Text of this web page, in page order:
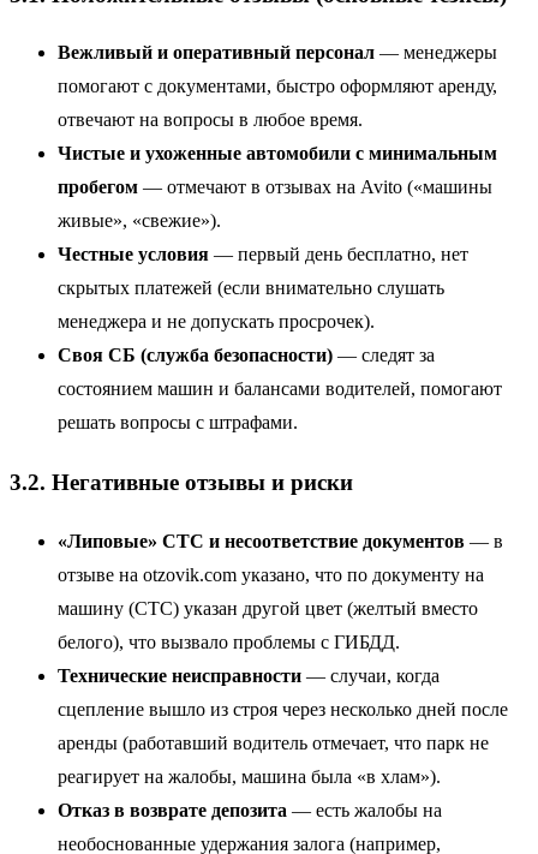
Вежливый и оперативный персонал — менеджеры
помогают с документами, быстро оформляют аренду,
отвечают на вопросы в любое время.
Чистые и ухоженные автомобили с минимальным
пробегом — отмечают в отзывах на Avito («машины
живые», «свежие»).
Честные условия — первый день бесплатно, нет
скрытых платежей (если внимательно слушать
менеджера и не допускать просрочек).
Своя СБ (служба безопасности) — следят за
состоянием машин и балансами водителей, помогают
решать вопросы с штрафами.
3.2. Негативные отзывы и риски
«Липовые» СТС и несоответствие документов — в
отзыве на otzovik.com указано, что по документу на
машину (СТС) указан другой цвет (желтый вместо
белого), что вызвало проблемы с ГИБДД.
Технические неисправности — случаи, когда
сцепление вышло из строя через несколько дней после
аренды (работавший водитель отмечает, что парк не
реагирует на жалобы, машина была «в хлам»).
Отказ в возврате депозита — есть жалобы на
необоснованные удержания залога (например,